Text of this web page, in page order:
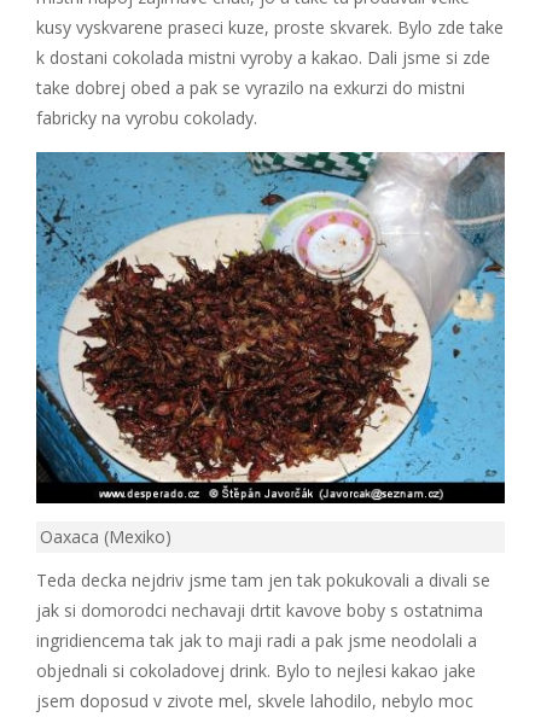
kusy vyskvarene praseci kuze, proste skvarek. Bylo zde take
k dostani cokolada mistni vyroby a kakao. Dali jsme si zde
take dobrej obed a pak se vyrazilo na exkurzi do mistni
fabricky na vyrobu cokolady.
Oaxaca (Mexiko)
Teda decka nejdriv jsme tam jen tak pokukovali a divali se
jak si domorodci nechavaji drtit kavove boby s ostatnima
ingridiencema tak jak to maji radi a pak jsme neodolali a
objednali si cokoladovej drink. Bylo to nejlesi kakao jake
jsem doposud v zivote mel, skvele lahodilo, nebylo moc